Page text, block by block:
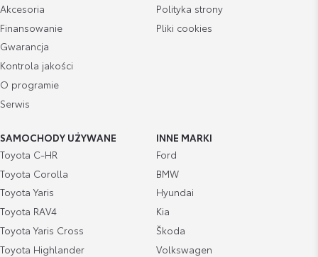
Akcesoria
Finansowanie
Gwarancja
Kontrola jakości
O programie
Serwis
Polityka strony
Pliki cookies
SAMOCHODY UŻYWANE
Toyota C-HR
Toyota Corolla
Toyota Yaris
Toyota RAV4
Toyota Yaris Cross
Toyota Highlander
INNE MARKI
Ford
BMW
Hyundai
Kia
Škoda
Volkswagen